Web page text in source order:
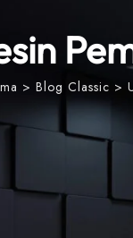
> Blog Classic >